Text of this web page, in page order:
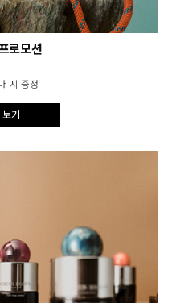
로모션
시 증정
기